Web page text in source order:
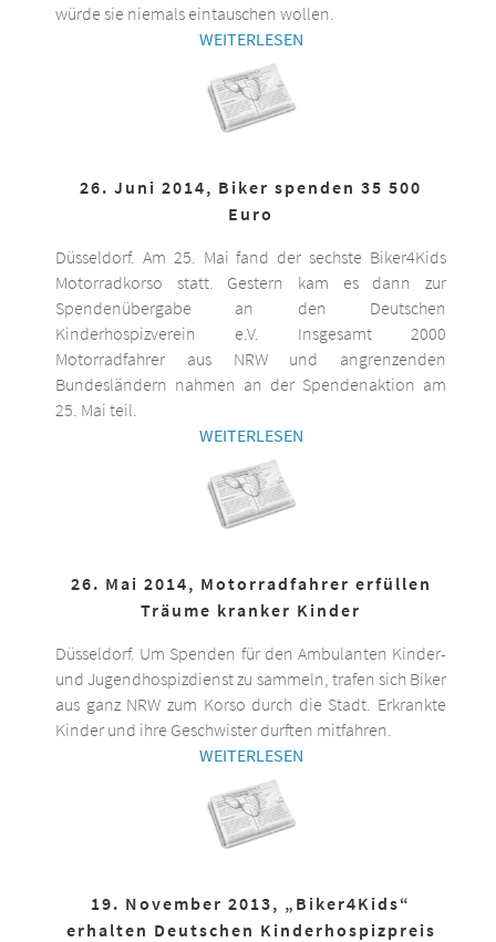
würde sie niemals eintauschen wollen.
WEITERLESEN
26. Juni 2014, Biker spenden 35 500
Euro
Düsseldorf. Am 25. Mai fand der sechste Biker4Kids
Motorradkorso statt. Gestern kam es dann zur
Spendenübergabe an den Deutschen
Kinderhospizverein e.V. Insgesamt 2000
Motorradfahrer aus NRW und angrenzenden
Bundesländern nahmen an der Spendenaktion am
25. Mai teil.
WEITERLESEN
26. Mai 2014, Motorradfahrer erfüllen
Träume kranker Kinder
Düsseldorf. Um Spenden für den Ambulanten Kinder-
und Jugendhospizdienst zu sammeln, trafen sich Biker
aus ganz NRW zum Korso durch die Stadt. Erkrankte
Kinder und ihre Geschwister durften mitfahren.
WEITERLESEN
19. November 2013, „Biker4Kids“
erhalten Deutschen Kinderhospizpreis